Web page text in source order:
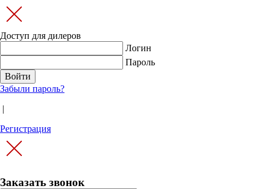
Доступ для дилеров
Логин
Пароль
Забыли пароль?
|
Регистрация
Заказать звонок